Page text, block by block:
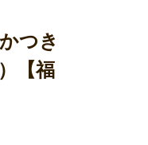
つき
【福